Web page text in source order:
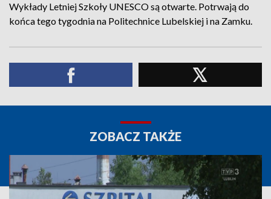
Wykłady Letniej Szkoły UNESCO są otwarte. Potrwają do
końca tego tygodnia na Politechnice Lubelskiej i na Zamku.
ZOBACZ TAKŻE